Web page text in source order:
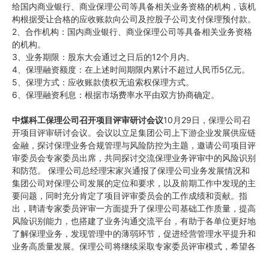
给国内商业银行、商业保理公司等具备相关业务资格的机构，该机
构根据受让合格的应收账款向公司及控股子公司支付保理预付款。
2、合作机构：国内商业银行、商业保理公司等具备相关业务资格
的机构。
3、业务期限：股东大会通过之日后的12个月内。
4、保理融资额度：在上述时间期限内累计不超过人民币5亿元。
5、保理方式：应收账款债权无追索权保理方式。
6、保理融资利息：根据市场费率水平由双方协商确定。
中煤科工保理公司召开项目评审研讨会议10月29日，保理公司召
开项目评审研讨会议。会议以立足集团公司上下游企业发展供应链
金融，探讨保理业务合规管理与风险防控为主题，邀请公司项目评
审委员会专家委员出席，共同探讨交流保理业务评审中的风险识别
和防范。 保理公司总经理宋家兴通报了保理公司业务发展情况和
集团公司对保理公司发展的定位和要求，以及前期工作中发现的主
要问题，同时充分肯定了项目评审委员会的工作成绩和贡献。指
出，聘请专家委员评审一方面提升了保理公司基础工作质量，提高
风险识别能力，也搭建了业务沟通交流平台，有助于各单位更好地
了解保理业务，发现管理中的薄弱环节，促进经营管理水平提升和
业务高质量发展。保理公司将继续采取专家委员评审模式，希望各